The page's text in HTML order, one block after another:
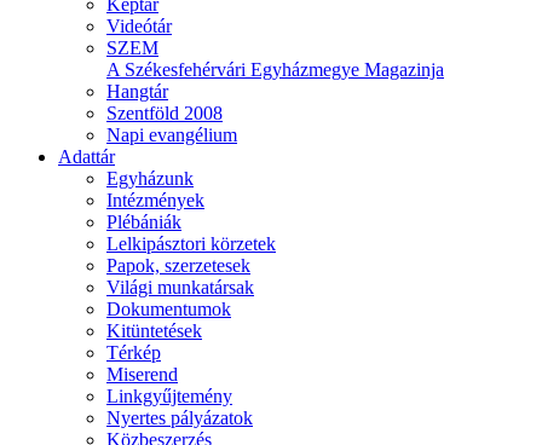
Képtár
Videótár
SZEM
A Székesfehérvári Egyházmegye Magazinja
Hangtár
Szentföld 2008
Napi evangélium
Adattár
Egyházunk
Intézmények
Plébániák
Lelkipásztori körzetek
Papok, szerzetesek
Világi munkatársak
Dokumentumok
Kitüntetések
Térkép
Miserend
Linkgyűjtemény
Nyertes pályázatok
Közbeszerzés